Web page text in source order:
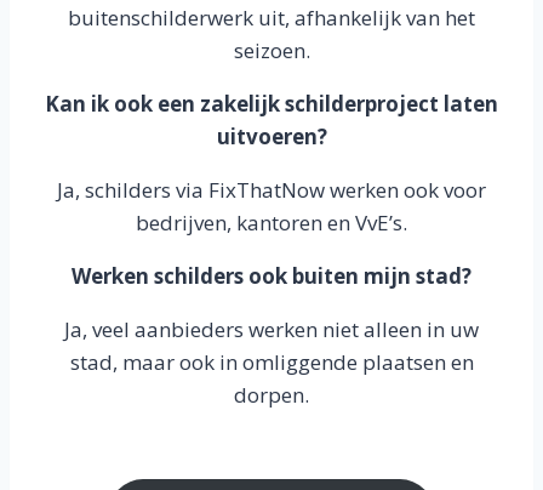
buitenschilderwerk uit, afhankelijk van het
seizoen.
Kan ik ook een zakelijk schilderproject laten
uitvoeren?
Ja, schilders via FixThatNow werken ook voor
bedrijven, kantoren en VvE’s.
Werken schilders ook buiten mijn stad?
Ja, veel aanbieders werken niet alleen in uw
stad, maar ook in omliggende plaatsen en
dorpen.